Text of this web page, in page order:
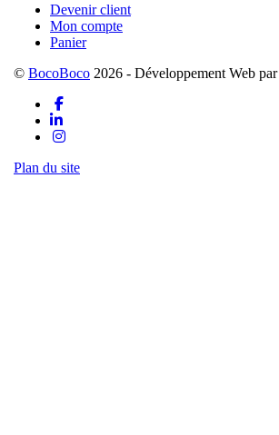
Devenir client
Mon compte
Panier
© BocoBoco 2026 - Développement Web par
Plan du site